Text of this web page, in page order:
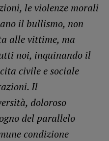
le violenze morali
il bullismo, non
alle vittime, ma
noi, inquinando il
civile e sociale
Il
doloroso
del parallelo
condizione